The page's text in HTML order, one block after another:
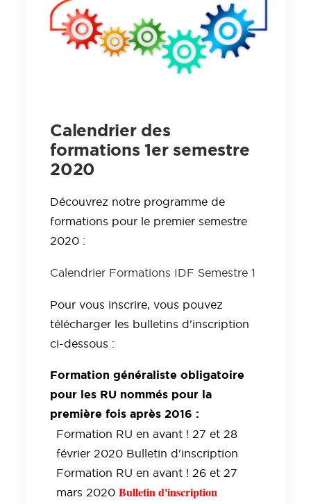
Calendrier des
formations 1er semestre
2020
Découvrez notre programme de
formations pour le premier semestre
2020 :
Calendrier Formations IDF Semestre 1
Pour vous inscrire, vous pouvez
télécharger les bulletins d'inscription
ci-dessous :
Formation généraliste obligatoire
pour les RU nommés pour la
première fois après 2016 :
Formation RU en avant ! 27 et 28
février 2020 Bulletin d'inscription
Formation RU en avant ! 26 et 27
mars 2020 Bulletin d'inscription